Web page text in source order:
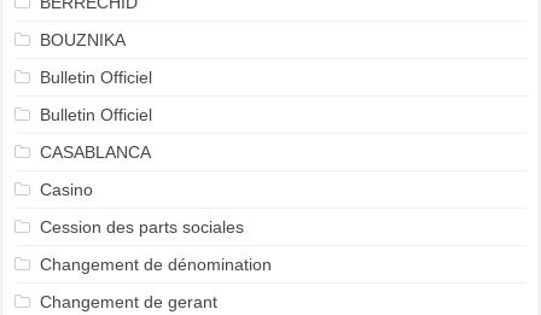
BOUZNIKA
Bulletin Officiel
Bulletin Officiel
CASABLANCA
Casino
Cession des parts sociales
Changement de dénomination
Changement de gerant